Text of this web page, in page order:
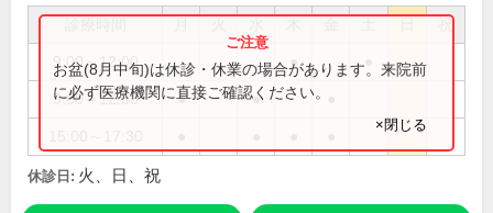
祝
9:00～12:00 ●
9:00～12:30 ● ●
お盆(8月中旬)は休診・休業の場合があります。来院前
に必ず医療機関に直接ご確認ください。
×閉じる
休診日: 火、日、祝